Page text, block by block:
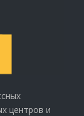
центров и